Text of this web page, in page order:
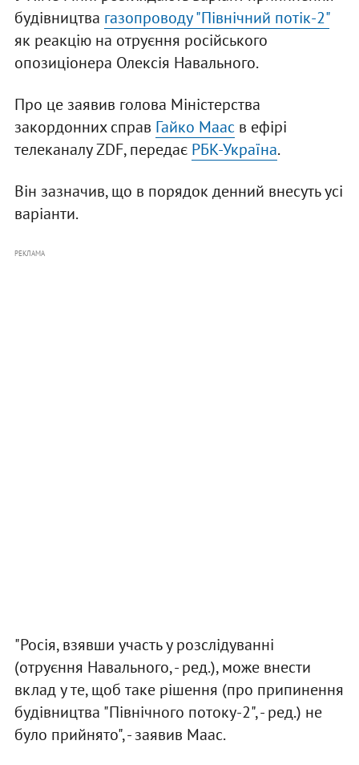
будівництва газопроводу "Північний потік-2"
як реакцію на отруєння російського
опозиціонера Олексія Навального.
Про це заявив голова Міністерства
закордонних справ Гайко Маасв ефірі
телеканалу ZDF, передає РБК-Україна.
Він зазначив, що в порядок денний внесуть усі
варіанти.
РЕКЛАМА
"Росія, взявши участь у розслідуванні
(отруєння Навального, - ред.), може внести
вклад у те, щоб таке рішення (про припинення
будівництва "Північного потоку-2", - ред.) не
було прийнято", - заявив Маас.